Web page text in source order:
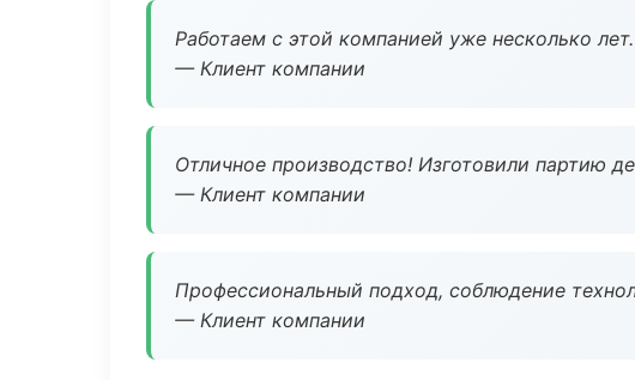
Работаем с этой компанией уже несколько
— Клиент компании
Отличное производство! Изготовили партию
— Клиент компании
Профессиональный подход, соблюдение
— Клиент компании